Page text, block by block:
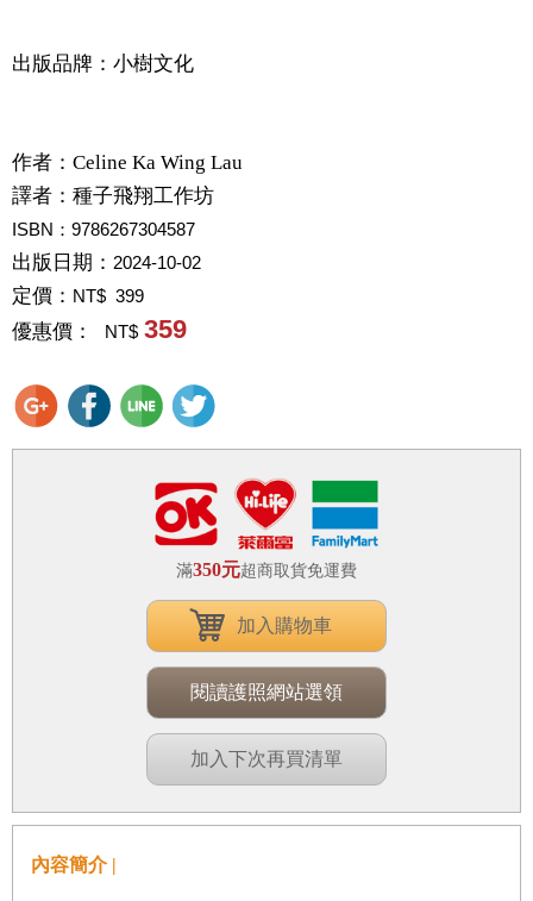
出版品牌：小樹文化
作者： Celine Ka Wing Lau
譯者： 種子飛翔工作坊
ISBN：9786267304587
出版日期： 2024-10-02
定價： NT$ 399
優惠價： NT$ 359
滿350元超商取貨免運費
加入購物車
閱讀護照網站選領
加入下次再買清單
內容簡介 |